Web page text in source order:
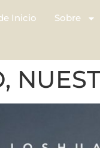
Inicio Sobre